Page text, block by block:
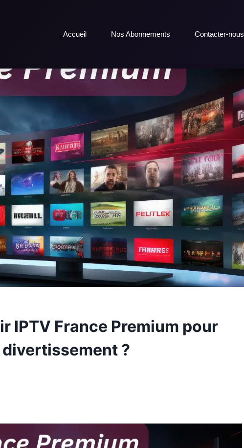
Accueil Nos Abonnements Contacter-nous
IPTV France Premium pour
?